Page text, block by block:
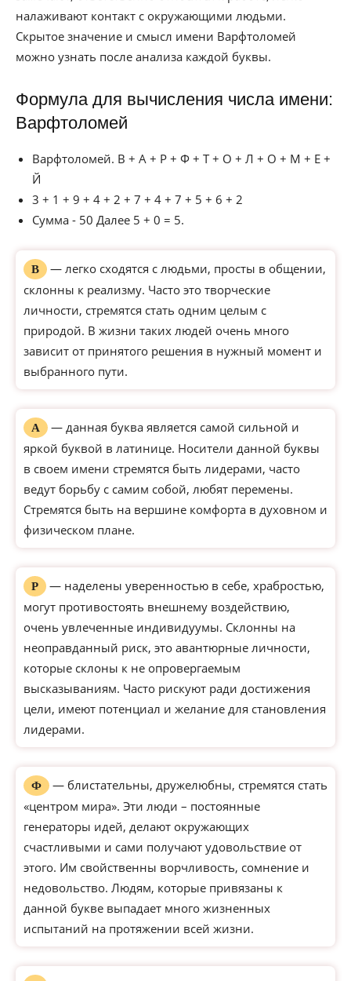
налаживают контакт с окружающими людьми.
Скрытое значение и смысл имени Варфтоломей
можно узнать после анализа каждой буквы.
Формула для вычисления числа имени:
Варфтоломей
Варфтоломей. В + А + Р + Ф + Т + О + Л + О + М + Е +
Й
3 + 1 + 9 + 4 + 2 + 7 + 4 + 7 + 5 + 6 + 2
Сумма - 50 Далее 5 + 0 = 5.
В
— легко сходятся с людьми, просты в общении,
склонны к реализму. Часто это творческие
личности, стремятся стать одним целым с
природой. В жизни таких людей очень много
зависит от принятого решения в нужный момент и
выбранного пути.
А
— данная буква является самой сильной и
яркой буквой в латинице. Носители данной буквы
в своем имени стремятся быть лидерами, часто
ведут борьбу с самим собой, любят перемены.
Стремятся быть на вершине комфорта в духовном и
физическом плане.
Р
— наделены уверенностью в себе, храбростью,
могут противостоять внешнему воздействию,
очень увлеченные индивидуумы. Склонны на
неоправданный риск, это авантюрные личности,
которые склоны к не опровергаемым
высказываниям. Часто рискуют ради достижения
цели, имеют потенциал и желание для становления
лидерами.
Ф
— блистательны, дружелюбны, стремятся стать
«центром мира». Эти люди – постоянные
генераторы идей, делают окружающих
счастливыми и сами получают удовольствие от
этого. Им свойственны ворчливость, сомнение и
недовольство. Людям, которые привязаны к
данной букве выпадает много жизненных
испытаний на протяжении всей жизни.